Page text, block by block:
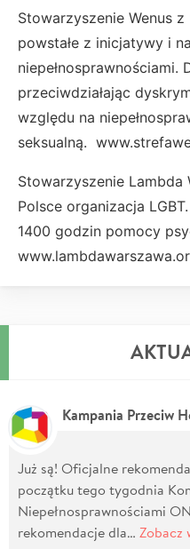
Stowarzyszenie Wenus
powstałe z inicjatywy i
niepełnosprawnościami.
przeciwdziałając
względu na
seksualną.
Stowarzyszenie Lambda
Polsce organizacja
1400 godzin pomocy
Kampania Przeciw
Już są! Oficjalne
początku tego tygodnia
Niepełnosprawnościami
rekomendacje dla… Zobacz